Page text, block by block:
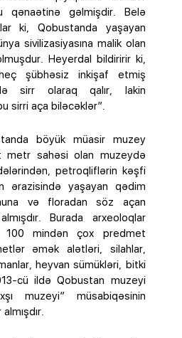
qənaətinə gəlmişdir. Belə
ki, Qobustanda yaşayan
sivilizasiyasına malik olan
Heyerdal bildiririr ki,
şübhəsiz inkişaf etmiş
sirr olaraq qalır, lakin
sirri aça biləcəklər”.
böyük müasir muzey
metr sahəsi olan muzeydə
petroqliflərin kəşfi
ərazisində yaşayan qədim
və floradan söz açan
Burada arxeoloqlar
100 mindən çox predmet
əmək alətləri, silahlar,
heyvan sümükləri, bitki
cü ildə Qobustan muzeyi
muzeyi” müsabiqəsinin